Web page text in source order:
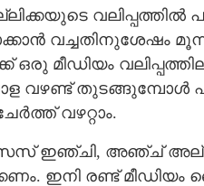
വലിപ്പത്തിൽ
വച്ചതിനുശേഷം
ഒരു മീഡിയം
വഴണ്ട്
വഴറ്റാം.
സൈസ് ഇഞ്ചി, അഞ്ച്
ഇനി രണ്ട്